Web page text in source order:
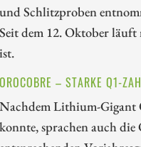
und Schlitzproben
Seit dem 12. Oktober läuft
ist.
OROCOBRE – STARKE Q1-
Nachdem Lithium-Gigant
konnte, sprachen auch die